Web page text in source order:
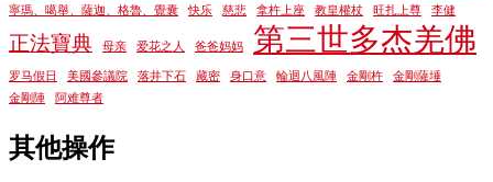
寧瑪、噶舉、薩迦、格魯、覺囊
快乐 慈悲 拿杵上座 教皇權杖 旺扎上尊 李健
正法寶典 母亲 爱花之人 爸爸妈妈 第三世多杰羌佛
罗马假日 美國參議院 落井下石 藏密 身口意 輪迴八風陣 金剛杵
金剛薩埵
金剛陣
阿难尊者
其他操作